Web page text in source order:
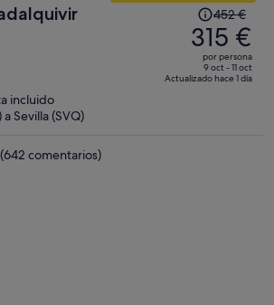
El
precio
era
de
452 €,
452 €
315 €
por persona
9 oct - 11 oct
Actualizado hace 1 día
incluido
Sevilla (SVQ)
comentarios)